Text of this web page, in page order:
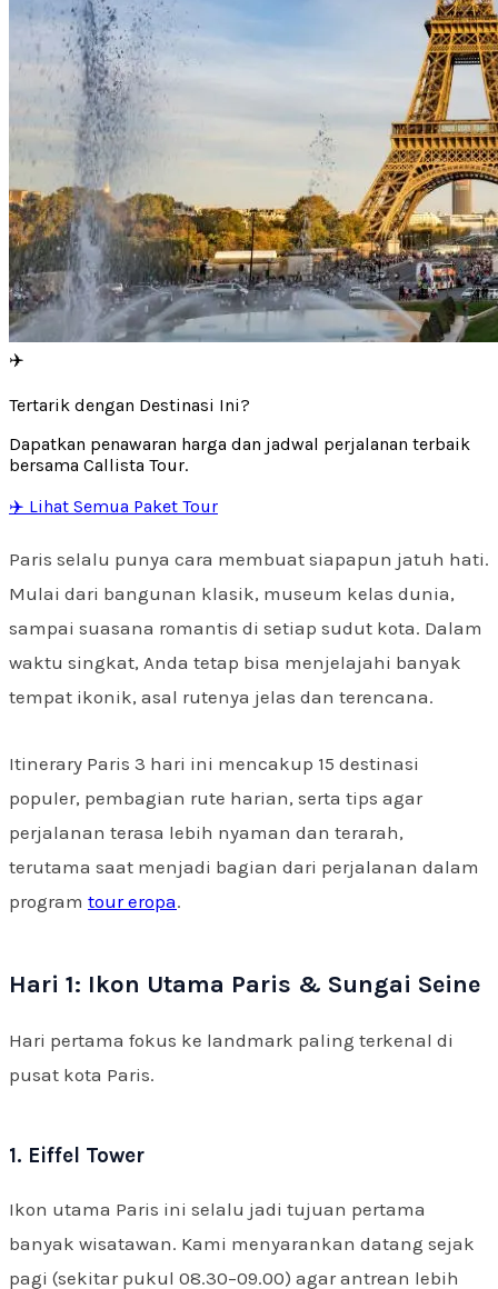
✈️
Tertarik dengan Destinasi Ini?
Dapatkan penawaran harga dan jadwal perjalanan terbaik
bersama Callista Tour.
✈️ Lihat Semua Paket Tour
Paris selalu punya cara membuat siapapun jatuh hati.
Mulai dari bangunan klasik, museum kelas dunia,
sampai suasana romantis di setiap sudut kota. Dalam
waktu singkat, Anda tetap bisa menjelajahi banyak
tempat ikonik, asal rutenya jelas dan terencana.
Itinerary Paris 3 hari ini mencakup 15 destinasi
populer, pembagian rute harian, serta tips agar
perjalanan terasa lebih nyaman dan terarah,
terutama saat menjadi bagian dari perjalanan dalam
program tour eropa.
Hari 1: Ikon Utama Paris & Sungai Seine
Hari pertama fokus ke landmark paling terkenal di
pusat kota Paris.
1. Eiffel Tower
Ikon utama Paris ini selalu jadi tujuan pertama
banyak wisatawan. Kami menyarankan datang sejak
pagi (sekitar pukul 08.30–09.00) agar antrean lebih